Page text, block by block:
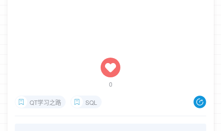
0
QT学习之路 SQL